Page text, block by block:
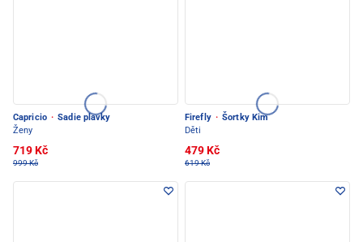
Capricio · Sadie plavky
Ženy
719 Kč
999 Kč
Firefly · Šortky Kim
Děti
479 Kč
619 Kč